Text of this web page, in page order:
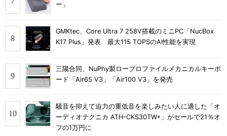
ー」
GMKtec、Core Ultra 7 258V搭載のミニPC「NucBox
K17 Plus」発表 最大115 TOPSのAI性能を実現
三陽合同、NuPhy製ロープロファイルメカニカルキーボ
ード「Air65 V3」「Air100 V3」を発売
騒音を抑えて迫力の重低音を楽しみたい人に適した「オ
ーディオテクニカ ATH-CKS30TW+」がセールで21％オ
フの1万円に